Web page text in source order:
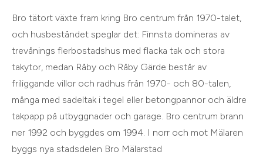
Bro tätort växte fram kring Bro centrum från 1970-talet,
och husbeståndet speglar det: Finnsta domineras av
trevånings flerbostadshus med flacka tak och stora
takytor, medan Råby och Råby Gärde består av
friliggande villor och radhus från 1970- och 80-talen,
många med sadeltak i tegel eller betongpannor och äldre
takpapp på utbyggnader och garage. Bro centrum brann
ner 1992 och byggdes om 1994. I norr och mot Mälaren
byggs nya stadsdelen Bro Mälarstad